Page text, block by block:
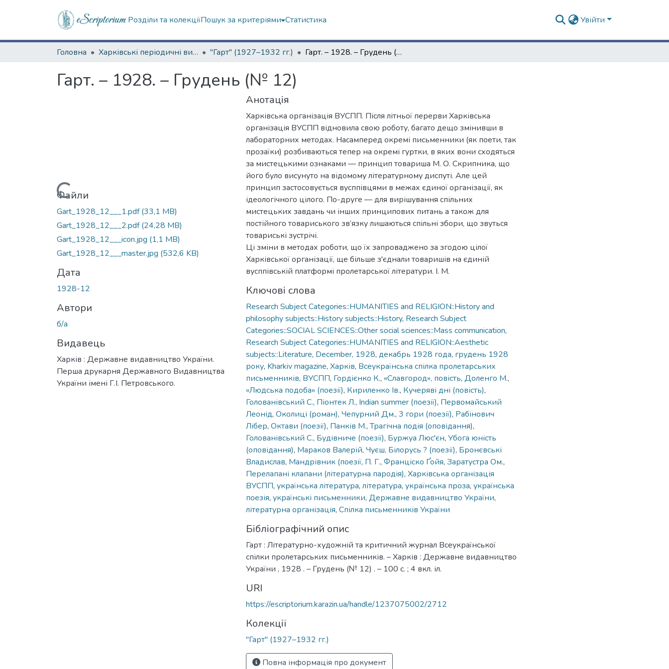
Розділи та колекціїПошук за критеріями Статистика Увійти
Головна Харківські періодичні видання "Гарт" (1927–1932 гг.) Гарт. – 1928. – Грудень (№ 12)
Гарт. – 1928. – Грудень (№ 12)
Вантажиться...
Файли
Gart_1928_12___1.pdf(33,1 MB)
Gart_1928_12___2.pdf(24,28 MB)
Gart_1928_12___icon.jpg (1,1 MB)
Gart_1928_12___master.jpg (532,6 KB)
Дата
1928-12
Автори
б/а
Видавець
Харків : Державне видавництво України.
Перша друкарня Державного Видавництва
України імені Г.І. Петровського.
Анотація
Харківська організація ВУСПП. Після літньої перерви Харківська
організація ВУСПП відновила свою роботу, багато дещо змінивши в
лабораторних методах. Насамперед окремі письменники (як поети, так
прозаїки) розбиваються тепер на окремі гуртки, в яких вони сходяться
за мистецькими ознаками — принцип товариша М. О. Скрипника, що
його було висунуто на відомому літературному диспуті. Але цей
принцип застосовується вусппівцями в межах єдиної організації, як
ідеологічного цілого. По-друге — для вирішування спільних
мистецьких завдань чи інших принципових питань а також для
постійного товариського зв’язку лишаються спільні збори, що звуться
товариські зустрічі.
Ці зміни в методах роботи, що їх запроваджено за згодою цілої
Харківської організації, ще більше з'єднали товаришів на єдиній
вусппівській платформі пролетарської літератури. І. М.
Ключові слова
Research Subject Categories::HUMANITIES and RELIGION::History and
philosophy subjects::History subjects::History, Research Subject
Categories::SOCIAL SCIENCES::Other social sciences::Mass communication,
Research Subject Categories::HUMANITIES and RELIGION::Aesthetic
subjects::Literature, December, 1928, декабрь 1928 года, грудень 1928
року, Kharkiv magazine, Харків, Всеукраїнська спілка пролетарських
письменників, ВУСПП, Гордієнко К., «Славгород», повість, Доленго М.,
«Людська подоба» (поезії), Кириленко Ів., Кучеряві дні (повість),
Голованівський С., Піонтек Л., Indian summer (поезії), Первомайський
Леонід, Околиці (роман), Чепурний Дм., 3 гори (поезії), Рабінович
Лібер, Октави (поезії), Панків М.,Трагічна подія (оповідання),
Голованівський С., Будівниче (поезії), Буржуа Люс'єн, Убога юність
(оповідання), Мараков Валерій, Чуєш, Білорусь ? (поезії), Бронєвські
Владислав, Мандрівник (поезії, П. Г., Франціско Ґойя, Заратустра Ом.,
Перелапані клапани (літературна пародія), Харківська організація
ВУСПП, українська література, література, українська проза, українська
поезія, українські письменники, Державне видавництво України,
літературна організація, Спілка письменників України
Бібліографічний опис
Гарт : Літературно-художній та критичний журнал Всеукраїнської
спілки пролетарських письменників. – Харків : Державне видавництво
України , 1928 . – Грудень (№ 12) . – 100 с. ; 4 вкл. іл.
URI
https://escriptorium.karazin.ua/handle/1237075002/2712
Колекції
"Гарт" (1927–1932 гг.)
Повна інформація про документ